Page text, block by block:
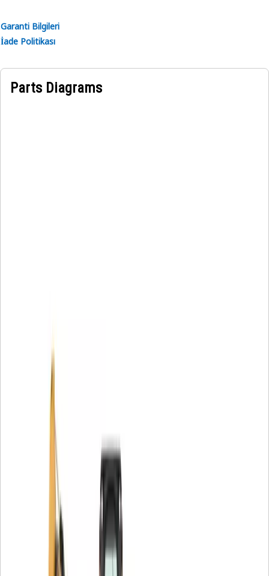
Garanti Bilgileri
İade Politikası
Parts Diagrams